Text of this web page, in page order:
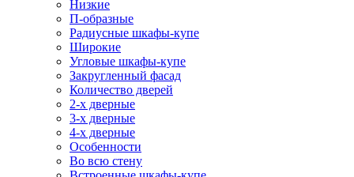
Низкие
П-образные
Радиусные шкафы-купе
Широкие
Угловые шкафы-купе
Закругленный фасад
Количество дверей
2-х дверные
3-х дверные
4-х дверные
Особенности
Во всю стену